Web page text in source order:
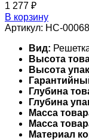
1 277 ₽
В корзину
Артикул: НС-
Вид:
Высота
Высота
Глубина
Глубина
Масса
Масса
Материал